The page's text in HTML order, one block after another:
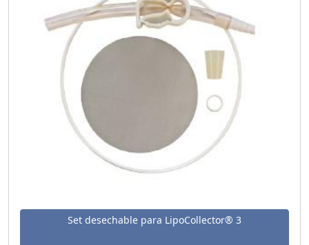
Set desechable para LipoCollector® 3